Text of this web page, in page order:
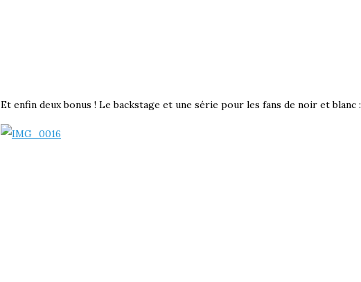
Et enfin deux bonus ! Le backstage et une série pour les fans de noir et blanc :